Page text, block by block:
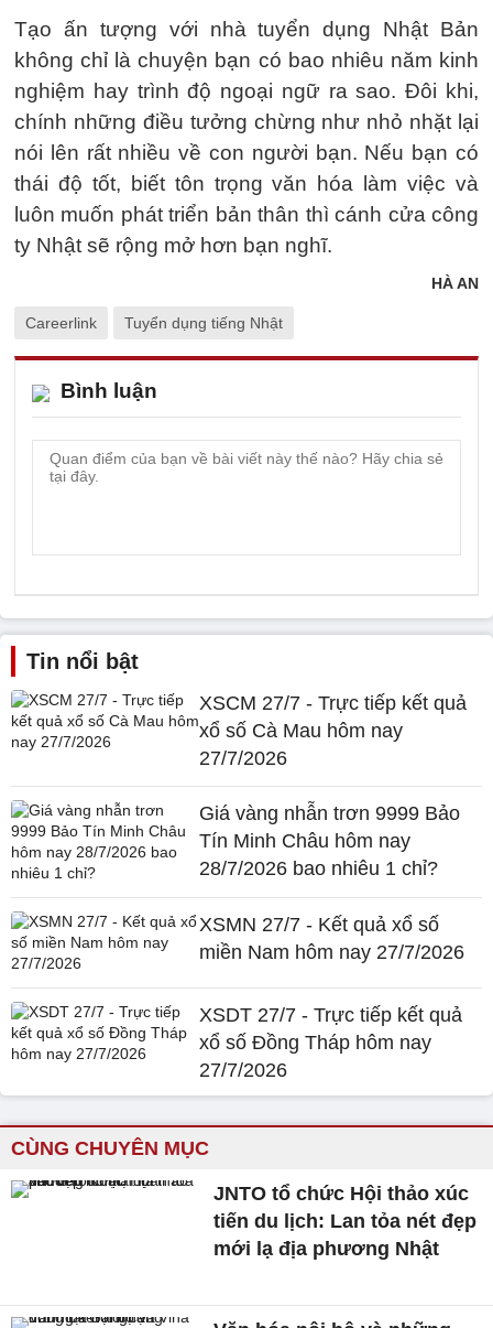
Tạo ấn tượng với nhà tuyển dụng Nhật Bản
không chỉ là chuyện bạn có bao nhiêu năm kinh
nghiệm hay trình độ ngoại ngữ ra sao. Đôi khi,
chính những điều tưởng chừng như nhỏ nhặt lại
nói lên rất nhiều về con người bạn. Nếu bạn có
thái độ tốt, biết tôn trọng văn hóa làm việc và
luôn muốn phát triển bản thân thì cánh cửa công
ty Nhật sẽ rộng mở hơn bạn nghĩ.
HÀ AN
Careerlink Tuyển dụng tiếng Nhật
Bình luận
Tin nổi bật
XSCM 27/7 - Trực tiếp kết quả
xổ số Cà Mau hôm nay
27/7/2026
Giá vàng nhẫn trơn 9999 Bảo
Tín Minh Châu hôm nay
28/7/2026 bao nhiêu 1 chỉ?
XSMN 27/7 - Kết quả xổ số
miền Nam hôm nay 27/7/2026
XSDT 27/7 - Trực tiếp kết quả
xổ số Đồng Tháp hôm nay
27/7/2026
CÙNG CHUYÊN MỤC
JNTO tổ chức Hội thảo xúc
tiến du lịch: Lan tỏa nét đẹp
mới lạ địa phương Nhật